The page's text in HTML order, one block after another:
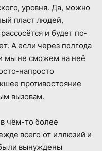
уровня. Да, можно
пласт людей,
и будет по-
А если через полгода
мы не сможем на неё
напросто
противостояние
вызовам.
чём-то более
всего от иллюзий и
вынуждены